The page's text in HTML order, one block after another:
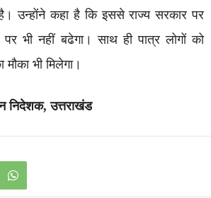
उन्होंने कहा है कि इससे राज्य सरकार पर
पर भी नहीं बढेगा। साथ ही पात्र लोगों को
मौका भी मिलेगा।
निदेशक, उत्तराखंड